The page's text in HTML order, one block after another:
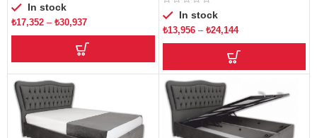
In stock
₺17,352 – ₺30,937
In stock
₺13,956– ₺24,144